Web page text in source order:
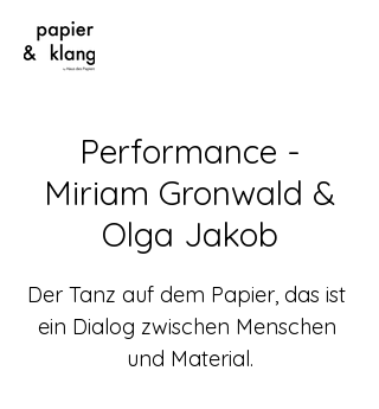
Performance -
Miriam Gronwald &
Olga Jakob
Der Tanz auf dem Papier, das ist
ein Dialog zwischen Menschen
und Material.